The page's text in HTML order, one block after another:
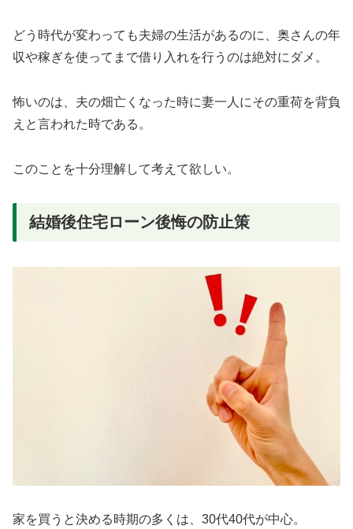
どう時代が変わっても夫婦の生活があるのに、奥さんの年
収や稼ぎを使ってまで借り入れを行うのは絶対にダメ。
怖いのは、夫の畑亡くなった時に妻一人にその重荷を背負
えと言われた時である。
このことを十分理解して考えて欲しい。
結婚後住宅ローン後悔の防止策
家を買うと決める時期の多くは、30代40代が中心。